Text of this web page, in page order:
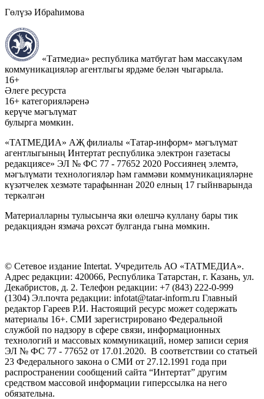
Гөлүзә Ибраһимова
«Татмедиа» республика матбугат һәм массакүләм
коммуникацияләр агентлыгы ярдәме белән чыгарыла.
16+
Әлеге ресурста
16+ категорияләренә
керүче мәгълүмат
булырга мөмкин.
«ТАТМЕДИА» АҖ филиалы «Татар-информ» мәгълүмат
агентлыгының Интертат республика электрон газетасы
редакциясе» ЭЛ № ФС 77 - 77652 2020 Россиянең элемтә,
мәгълүмати технологияләр һәм гаммәви коммуникацияләрне
күзәтчелек хезмәте тарафыннан 2020 елның 17 гыйнварында
теркәлгән
Материалларны тулысынча яки өлешчә куллану бары тик
редакциядән язмача рөхсәт булганда гына мөмкин.
© Сетевое издание Intertat. Учредитель АО «ТАТМЕДИА».
Адрес редакции: 420066, Республика Татарстан, г. Казань, ул.
Декабристов, д. 2. Телефон редакции: +7 (843) 222-0-999
(1304) Эл.почта редакции: infotat@tatar-inform.ru Главный
редактор Гареев Р.И. Настоящий ресурс может содержать
материалы 16+. СМИ зарегистрировано Федеральной
службой по надзору в сфере связи, информационных
технологий и массовых коммуникаций, номер записи серия
ЭЛ № ФС 77 - 77652 от 17.01.2020. В соответствии со статьей
23 Федерального закона о СМИ от 27.12.1991 года при
распространении сообщений сайта “Интертат” другим
средством массовой информации гиперссылка на него
обязательна.